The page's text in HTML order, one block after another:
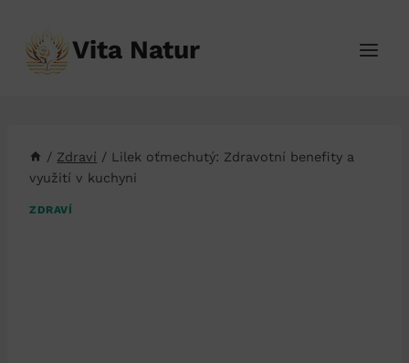
obsah
Vita Natur
/ Zdraví / Lilek oťmechutý: Zdravotní benefity a
využití v kuchyni
ZDRAVÍ